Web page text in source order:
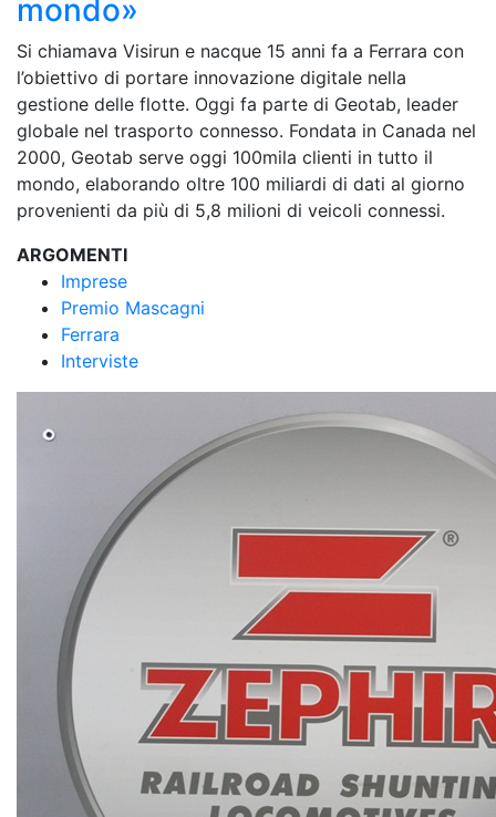
mondo»
Si chiamava Visirun e nacque 15 anni fa a Ferrara con
l’obiettivo di portare innovazione digitale nella
gestione delle flotte. Oggi fa parte di Geotab, leader
globale nel trasporto connesso. Fondata in Canada nel
2000, Geotab serve oggi 100mila clienti in tutto il
mondo, elaborando oltre 100 miliardi di dati al giorno
provenienti da più di 5,8 milioni di veicoli connessi.
ARGOMENTI
Imprese
Premio Mascagni
Ferrara
Interviste